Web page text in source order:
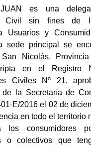
es una
Civil sin fines de
Usuarios y
sede principal se
Nicolás,
en el Registro
Civiles Nº 21,
de la Secretaría de
E/2016 el 02 de
en todo el territorio
los consumidores
o colectivos que